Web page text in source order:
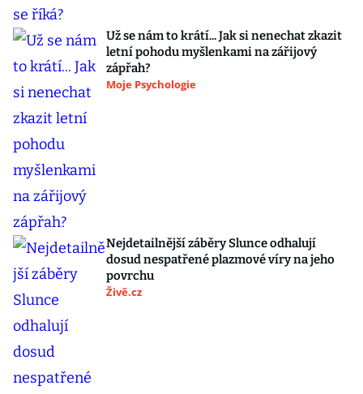
Už se nám to krátí... Jak si nenechat zkazit
letní pohodu myšlenkami na zářijový
zápřah?
Moje Psychologie
Nejdetailnější záběry Slunce odhalují
dosud nespatřené plazmové víry na jeho
povrchu
Živě.cz